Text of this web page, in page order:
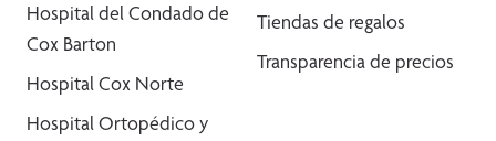
Hospital del Condado de
Cox Barton
Hospital Cox Norte
Hospital Ortopédico y
Tiendas de regalos
Transparencia de precios